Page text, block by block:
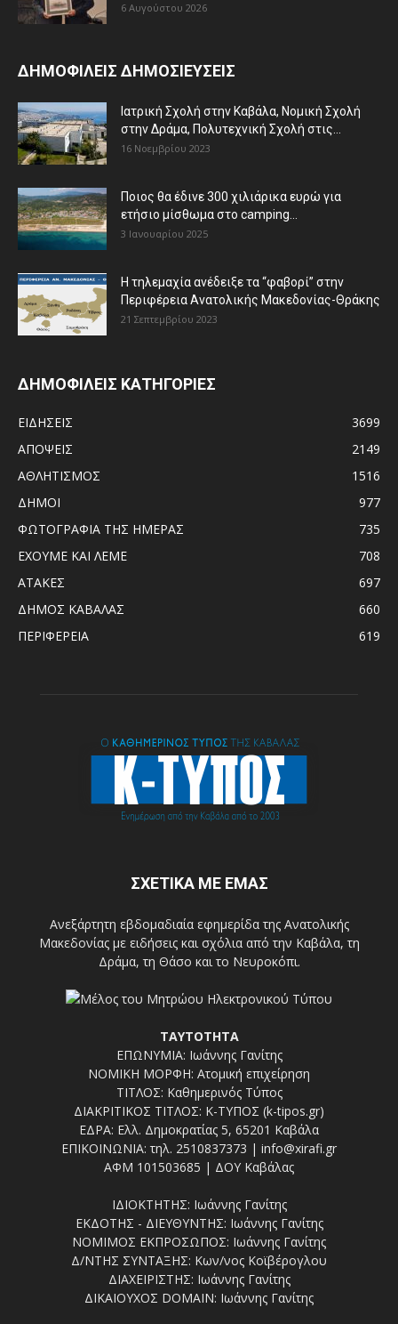
6 Αυγούστου 2026
ΔΗΜΟΦΙΛΕΙΣ ΔΗΜΟΣΙΕΥΣΕΙΣ
Ιατρική Σχολή στην Καβάλα, Νομική Σχολή
στην Δράμα, Πολυτεχνική Σχολή στις...
16 Νοεμβρίου 2023
Ποιος θα έδινε 300 χιλιάρικα ευρώ για
ετήσιο μίσθωμα στο camping...
3 Ιανουαρίου 2025
Η τηλεμαχία ανέδειξε τα “φαβορί” στην
Περιφέρεια Ανατολικής Μακεδονίας-Θράκης
21 Σεπτεμβρίου 2023
ΔΗΜΟΦΙΛΕΙΣ ΚΑΤΗΓΟΡΙΕΣ
ΕΙΔΗΣΕΙΣ
3699
ΑΠΟΨΕΙΣ
2149
ΑΘΛΗΤΙΣΜΟΣ
1516
ΔΗΜΟΙ
977
ΦΩΤΟΓΡΑΦΙΑ ΤΗΣ ΗΜΕΡΑΣ
735
ΕΧΟΥΜΕ ΚΑΙ ΛΕΜΕ
708
ΑΤΑΚΕΣ
697
ΔΗΜΟΣ ΚΑΒΑΛΑΣ
660
ΠΕΡΙΦΕΡΕΙΑ
619
ΣΧΕΤΙΚΑ ΜΕ ΕΜΑΣ
Ανεξάρτητη εβδομαδιαία εφημερίδα της Ανατολικής
Μακεδονίας με ειδήσεις και σχόλια από την Καβάλα, τη
Δράμα, τη Θάσο και το Νευροκόπι.
ΤΑΥΤΟΤΗΤΑ
ΕΠΩΝΥΜΙΑ: Ιωάννης Γανίτης
ΝΟΜΙΚΗ ΜΟΡΦΗ: Ατομική επιχείρηση
ΤΙΤΛΟΣ: Καθημερινός Τύπος
ΔΙΑΚΡΙΤΙΚΟΣ ΤΙΤΛΟΣ: Κ-ΤΥΠΟΣ (k-tipos.gr)
ΕΔΡΑ: Ελλ. Δημοκρατίας 5, 65201 Καβάλα
ΕΠΙΚΟΙΝΩΝΙΑ: τηλ. 2510837373 | info@xirafi.gr
ΑΦΜ 101503685 | ΔΟΥ Καβάλας
ΙΔΙΟΚΤΗΤΗΣ: Ιωάννης Γανίτης
ΕΚΔΟΤΗΣ - ΔΙΕΥΘΥΝΤΗΣ: Ιωάννης Γανίτης
ΝΟΜΙΜΟΣ ΕΚΠΡΟΣΩΠΟΣ: Ιωάννης Γανίτης
Δ/ΝΤΗΣ ΣΥΝΤΑΞΗΣ: Κων/νος Κοϊβέρογλου
ΔΙΑΧΕΙΡΙΣΤΗΣ: Ιωάννης Γανίτης
ΔΙΚΑΙΟΥΧΟΣ DOMAIN: Ιωάννης Γανίτης